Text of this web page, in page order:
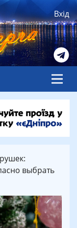
Вхід
выбрать